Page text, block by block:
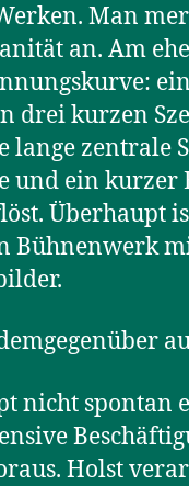
Man
an. Am
drei kurzen
zentrale
und ein kurzer
Überhaupt
Bühnenwerk
nicht spontan
Holst